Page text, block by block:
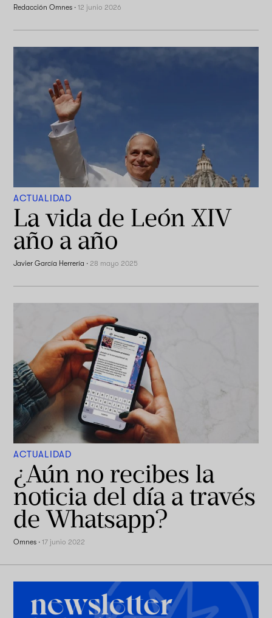
Redacción Omnes ·12 junio 2026
ACTUALIDAD
La vida de León XIV
año a año
Javier García Herrería ·28 mayo 2025
ACTUALIDAD
¿Aún no recibes la
noticia del día a través
de Whatsapp?
Omnes ·17 junio 2022